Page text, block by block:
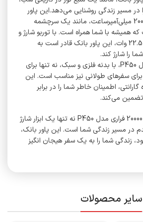
در مسیر زندگی روشنایی می‌دهد.این پاور
بانک، با ظرفیت 20000 میلی‌آمپرساعت، مانند یک سرچشمه
همیشه با شما همراه است. با توربو شارژ و
فست شارژ خروجی 22.5 وات، این پاور بانک قادر است به
را شارژ کند.
پاور بانک فراری مدل P450، با بدنه فلزی و سبک، نه تنها برای
برای سفرهای طولانی نیز مناسب است. این
بانک، با 18 ماه گارانتی، اطمینان خاطر شما را در برابر
می‌کند.
بنابراین، پاور بانک 20000 فراری مدل P450 نه تنها یک ابزار شارژ
در مسیر زندگی شما است. این پاور بانک،
زندگی شما را به یک سفر هیجان انگیز
سایر محصولات